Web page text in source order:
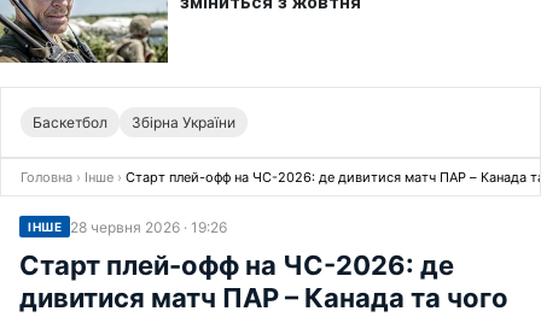
Баскетбол Збірна України
Головна › Інше › Старт плей-офф на ЧС-2026: де дивитися матч ПАР – Канада
ІНШЕ 28 червня 2026 · 19:26
Старт плей-офф на ЧС-2026: де
дивитися матч ПАР – Канада та чого